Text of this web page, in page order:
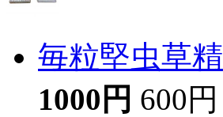
毎粒堅虫草精
1000円 600円